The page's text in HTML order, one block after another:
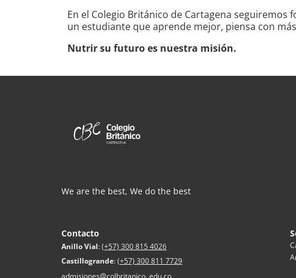
En el Colegio Británico de Cartagena
un estudiante que aprende mejor, piensa con
Nutrir su futuro es nuestra misión.
We are the best, We do the best
Contacto
Anillo Vial:(+57) 300 815 4026
Castillogrande:(+57) 300 811 7729
admisiones@colbritanico..edu.co